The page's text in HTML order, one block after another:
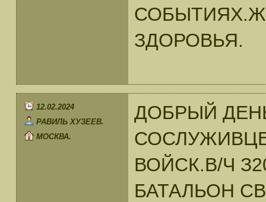
ЗДОРОВЬЯ.
12.02.2024
РАВИЛЬ ХУЗЕЕВ.
МОСКВА.
ДОБРЫЙ
ВОЙСК.В/Ч
БАТАЛЬОН